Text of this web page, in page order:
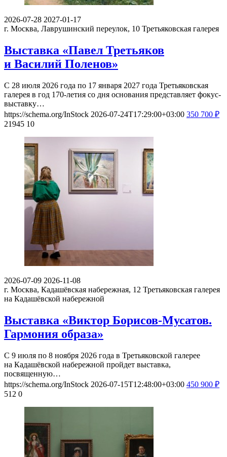
2026-07-28 2027-01-17
г. Москва, Лаврушинский переулок, 10 Третьяковская галерея
Выставка «Павел Третьяков
и Василий Поленов»
С 28 июля 2026 года по 17 января 2027 года Третьяковская
галерея в год 170-летия со дня основания представляет фокус-
выставку…
https://schema.org/InStock 2026-07-24T17:29:00+03:00 350 700 ₽
21945 10
2026-07-09 2026-11-08
г. Москва, Кадашёвская набережная, 12 Третьяковская галерея
на Кадашёвской набережной
Выставка «Виктор Борисов-Мусатов.
Гармония образа»
С 9 июля по 8 ноября 2026 года в Третьяковской галерее
на Кадашёвской набережной пройдет выставка,
посвященную…
https://schema.org/InStock 2026-07-15T12:48:00+03:00 450 900 ₽
512 0